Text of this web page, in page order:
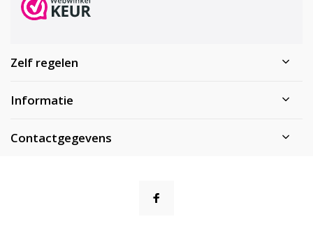
Zelf regelen
Informatie
Contactgegevens